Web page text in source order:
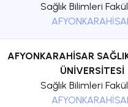
Sağlık Bilimleri
AFYONKARAHİSAR
ÜNİVERSİTESİ
Sağlık Bilimleri